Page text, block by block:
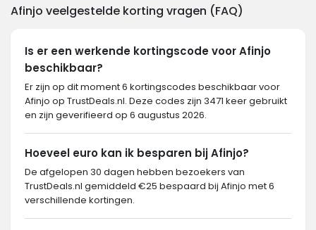
Afinjo veelgestelde korting vragen (FAQ)
Is er een werkende kortingscode voor Afinjo
beschikbaar?
Er zijn op dit moment 6 kortingscodes beschikbaar voor
Afinjo op TrustDeals.nl. Deze codes zijn 3471 keer gebruikt
en zijn geverifieerd op 6 augustus 2026.
Hoeveel euro kan ik besparen bij Afinjo?
De afgelopen 30 dagen hebben bezoekers van
TrustDeals.nl gemiddeld €25 bespaard bij Afinjo met 6
verschillende kortingen.